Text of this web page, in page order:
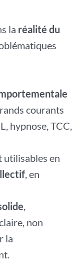
la réalité du
courants
hypnose, TCC,
utilisables en
, en
,
non
la